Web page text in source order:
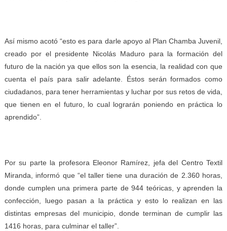
Así mismo acotó “esto es para darle apoyo al Plan Chamba Juvenil,
creado por el presidente Nicolás Maduro para la formación del
futuro de la nación ya que ellos son la esencia, la realidad con que
cuenta el país para salir adelante. Éstos serán formados como
ciudadanos, para tener herramientas y luchar por sus retos de vida,
que tienen en el futuro, lo cual lograrán poniendo en práctica lo
aprendido”.
Por su parte la profesora Eleonor Ramírez, jefa del Centro Textil
Miranda, informó que “el taller tiene una duración de 2.360 horas,
donde cumplen una primera parte de 944 teóricas, y aprenden la
confección, luego pasan a la práctica y esto lo realizan en las
distintas empresas del municipio, donde terminan de cumplir las
1416 horas, para culminar el taller”.